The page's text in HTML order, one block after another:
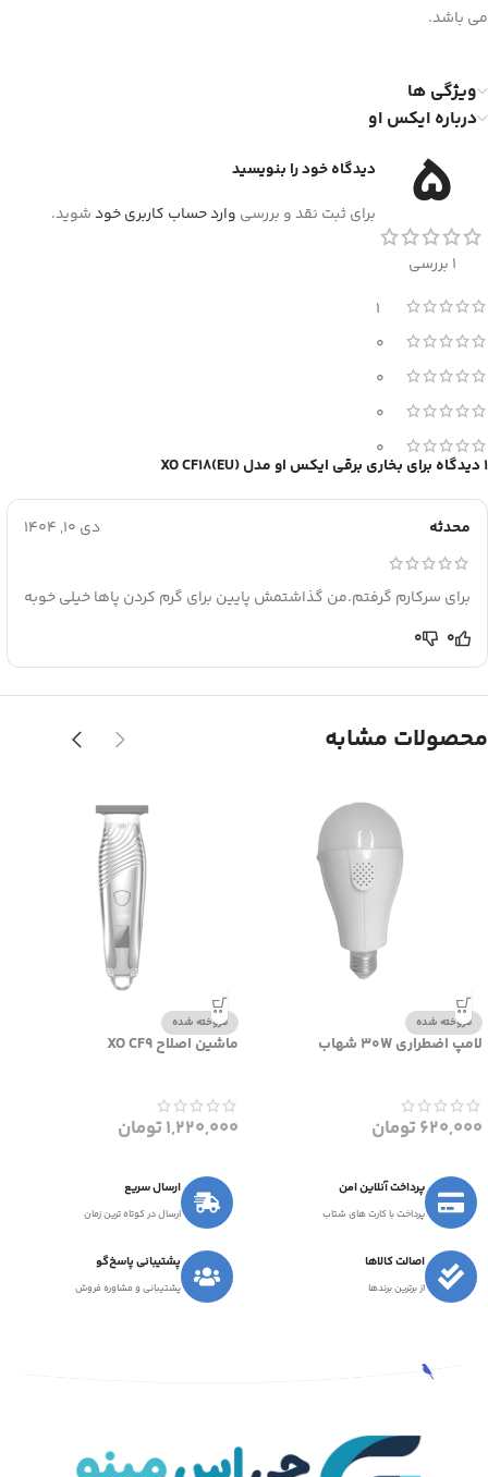
می باشد.
ویژگی ها
درباره ایکس او
5
1 بررسی
1
0
0
0
0
1 دیدگاه برای بخاری برقی ایکس او مدل XO CF18(EU)
محدثه دی 10, 1404
برای سرکارم گرفتم.من گذاشتمش پایین برای گرم کردن پاها خیلی خوبه
0
0
دیدگاه خود را بنویسید
برای ثبت نقد و بررسی وارد حساب کاربری خودشوید.
محصولات مشابه
فروخته شده
لامپ اضطراری 30W شهاب
620,000تومان
فروخته شده
ماشین اصلاح XO CF9
1,220,000تومان
پرداخت آنلاین امن
پرداخت با کارت های شتاب
ارسال سریع
ارسال در کوتاه ترین زمان
اصالت کالاها
از برترین برندها
پشتیبانی پاسخ‌گو
پشتیبانی و مشاوره فروش